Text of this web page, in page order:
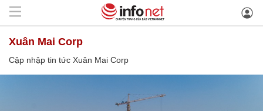
Xuân Mai Corp
Cập nhập tin tức Xuân Mai Corp